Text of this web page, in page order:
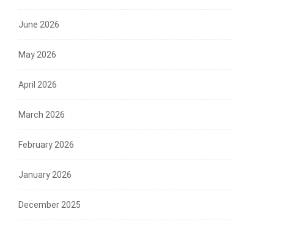
June 2026
May 2026
April 2026
March 2026
February 2026
January 2026
December 2025